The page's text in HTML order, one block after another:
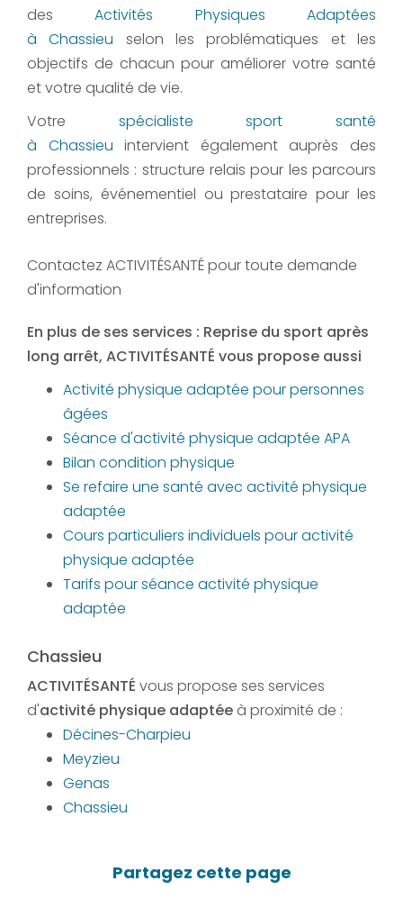
desActivités Physiques Adaptées
à Chassieu selon les problématiques et les
objectifs de chacun pour améliorer votre santé
et votre qualité de vie.
Votre spécialiste sport santé
à Chassieu intervient également auprès des
professionnels : structure relais pour les parcours
de soins, événementiel ou prestataire pour les
entreprises.
Contactez ACTIVITÉSANTÉ pour toute demande
d'information
En plus de ses services : Reprise du sport après
long arrêt, ACTIVITÉSANTÉ vous propose aussi
Activité physique adaptée pour personnes
âgées
Séance d'activité physique adaptée APA
Bilan condition physique
Se refaire une santé avec activité physique
adaptée
Cours particuliers individuels pour activité
physique adaptée
Tarifs pour séance activité physique
adaptée
Chassieu
ACTIVITÉSANTÉ vous propose ses services
d'activité physique adaptée à proximité de :
Décines-Charpieu
Meyzieu
Genas
Chassieu